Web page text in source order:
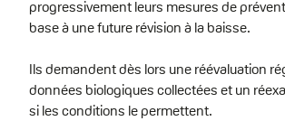
progressivement leurs mesures de
base à une future révision à la baisse.
Ils demandent dès lors une réévaluation
données biologiques collectées et un
si les conditions le permettent.